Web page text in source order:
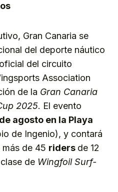
Gran Canaria se
del deporte náutico
del circuito
Association
de la Gran Canaria
2025. El evento
agosto en la Playa
de Ingenio), y contará
de 45 riders de 12
de Wingfoil Surf-